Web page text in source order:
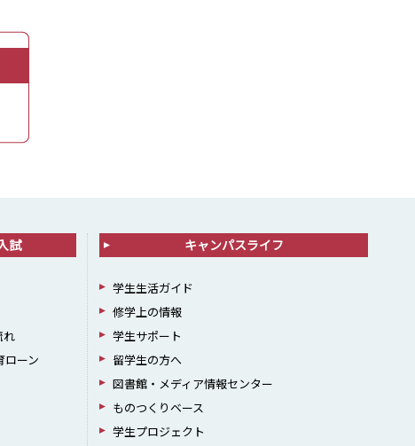
試
れ
ローン
キャンパスライフ
学生生活ガイド
修学上の情報
学生サポート
留学生の方へ
図書館・メディア情報センター
ものつくりベース
学生プロジェクト